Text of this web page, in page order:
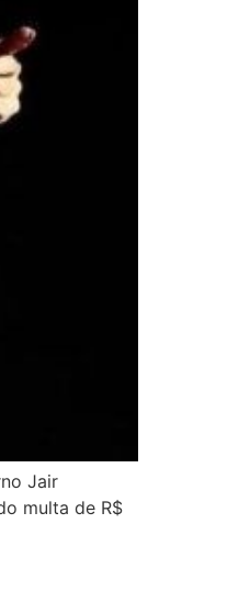
Jair
multa de R$